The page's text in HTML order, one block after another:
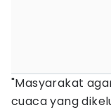
"Masyarakat
cuaca yang